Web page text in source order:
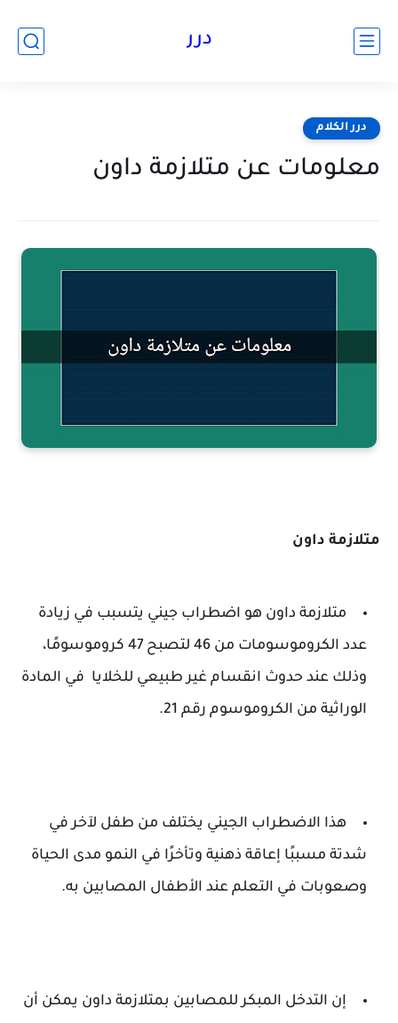
درر
درر الكلام
معلومات عن متلازمة داون
متلازمة داون
متلازمة داون هو اضطراب جيني يتسبب في زيادة
عدد الكروموسومات من 46 لتصبح 47 كروموسومًا،
وذلك عند حدوث انقسام غير طبيعي للخلايا في المادة
الوراثية من الكروموسوم رقم 21.
هذا الاضطراب الجيني يختلف من طفل لآخر في
شدتة مسببًا إعاقة ذهنية وتأخرًا في النمو مدى الحياة
وصعوبات في التعلم عند الأطفال المصابين به.
إن التدخل المبكر للمصابين بمتلازمة داون يمكن أن